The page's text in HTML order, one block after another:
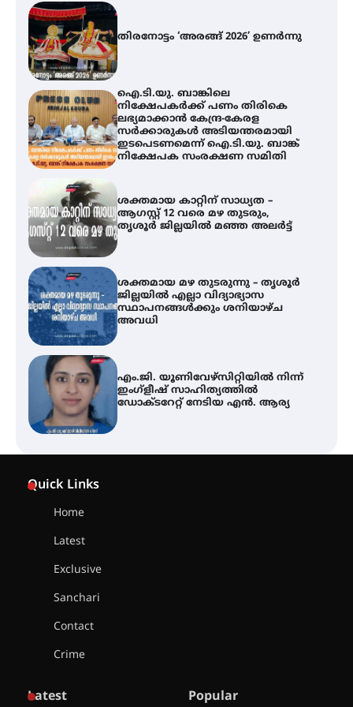
നിക്ഷേപകർക്ക് പണം തിരികെ
ലഭ്യമാക്കാൻ കേന്ദ്ര-കേരള
സർക്കാരുകൾ അടിയന്തരമായി
നിക്ഷേപക സംരക്ഷണ സമിതി
ശക്തമായ കാറ്റിന് സാധ്യത –
ആഗസ്റ്റ് 12 വരെ മഴ തുടരും,
തൃശൂർ ജില്ലയിൽ മഞ്ഞ അലർട്ട്
ശക്തമായ മഴ തുടരുന്നു – തൃശൂർ
ജില്ലയിൽ എല്ലാ വിദ്യാഭ്യാസ
സ്ഥാപനങ്ങൾക്കും ശനിയാഴ്ച
എം.ജി. യൂണിവേഴ്‌സിറ്റിയിൽ നിന്ന്
ഇംഗ്ളീഷ് സാഹിത്യത്തിൽ
ഡോക്ടറേറ്റ് നേടിയ എൻ. ആര്യ
ഇരിങ്ങാലക്കുട – ഗുരുവായൂർ –
താനൂർ റെയിൽപാത
യാഥാർത്ഥ്യമാകുന്നു
തൃശൂർ ജില്ലയിൽ മഞ്ഞ അലർട്ട്
Quick Links
Home
Latest
Exclusive
Sanchari
Contact
Crime
Latest Popular